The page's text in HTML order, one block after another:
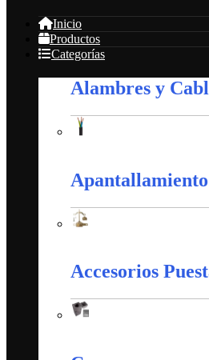
Inicio
Productos
Categorías
Alambres y
Accesorios